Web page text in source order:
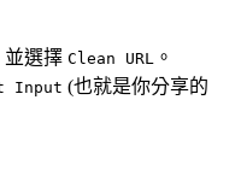
並選擇 Clean URL 。
Input (也就是你分享的